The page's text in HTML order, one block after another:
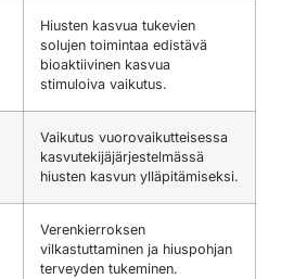
Hiusten kasvua tukevien
solujen toimintaa edistävä
bioaktiivinen kasvua
stimuloiva vaikutus.
Vaikutus vuorovaikutteisessa
kasvutekijäjärjestelmässä
hiusten kasvun ylläpitämiseksi.
Verenkierroksen
vilkastuttaminen ja hiuspohjan
terveyden tukeminen.